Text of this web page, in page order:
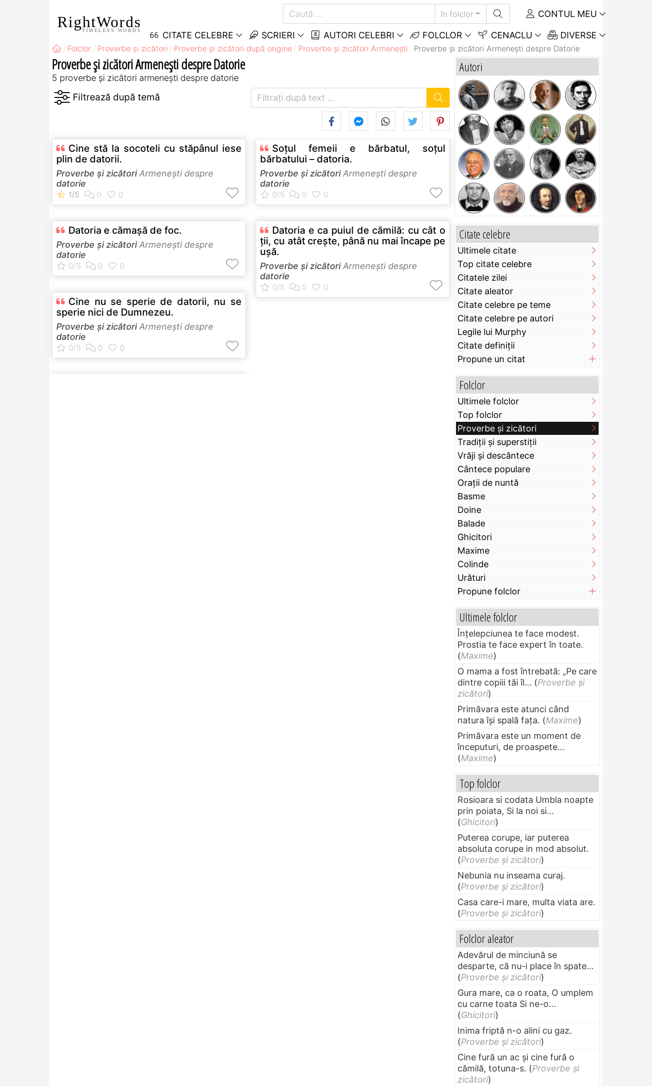
RightWords
TIMELESS WORDS
în folclor CONTUL MEU
CITATE CELEBRE SCRIERI AUTORI CELEBRI FOLCLOR CENACLU DIVERSE
Folclor Proverbe și zicători Proverbe și zicători după origine Proverbe și zicători Armeneşti Proverbe și zicători Armeneşti despre Datorie
Proverbe și zicători Armeneşti despre Datorie
5 proverbe și zicători armeneşti despre datorie
Cine stă la socoteli cu stăpânul iese
plin de datorii.
Proverbe și zicătoriArmeneşti despre
datorie
Datoria e cămaşă de foc.
Proverbe și zicătoriArmeneşti despre
datorie
Cine nu se sperie de datorii, nu se
sperie nici de Dumnezeu.
Proverbe și zicătoriArmeneşti despre
datorie
Soţul femeii e bărbatul, soţul
bărbatului – datoria.
Proverbe și zicătoriArmeneşti despre
datorie
Datoria e ca puiul de cămilă: cu cât o
ţii, cu atât creşte, până nu mai încape pe
uşă.
Proverbe și zicătoriArmeneşti despre
datorie
Autori
Citate celebre
Ultimele citate
Top citate celebre
Citatele zilei
Citate aleator
Citate celebre pe teme
Citate celebre pe autori
Legile lui Murphy
Citate definiţii
Propune un citat
Folclor
Ultimele folclor
Top folclor
Proverbe și zicători
Tradiții și superstiții
Vrăji și descântece
Cântece populare
Orații de nuntă
Basme
Doine
Balade
Ghicitori
Maxime
Colinde
Urături
Propune folclor
Ultimele folclor
Înțelepciunea te face modest.
Prostia te face expert în toate.
(Maxime)
O mama a fost întrebată: „Pe care
dintre copiii tăi îl... (Proverbe și
zicători)
Primăvara este atunci când
natura își spală fața. (Maxime)
Primăvara este un moment de
începuturi, de proaspete...
(Maxime)
Top folclor
Rosioara si codata Umbla noapte
prin poiata, Si la noi si...
(Ghicitori)
Puterea corupe, iar puterea
absoluta corupe in mod absolut.
(Proverbe și zicători)
Nebunia nu inseama curaj.
(Proverbe și zicători)
Casa care-i mare, multa viata are.
(Proverbe și zicători)
Folclor aleator
Adevărul de minciună se
desparte, că nu-i place în spate...
(Proverbe și zicători)
Gura mare, ca o roata, O umplem
cu carne toata Si ne-o...
(Ghicitori)
Inima friptă n-o alini cu gaz.
(Proverbe și zicători)
Cine fură un ac şi cine fură o
cămilă, totuna-s. (Proverbe și
zicători)